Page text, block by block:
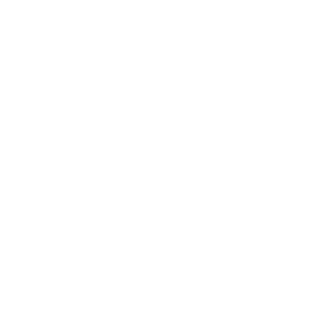
you navigate through the website. Out of
of the website. We also use third-
your consent. You also have the option to